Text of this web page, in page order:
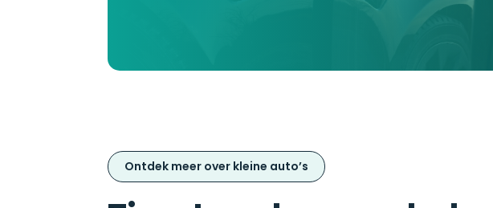
Ontdek meer over kleine auto’s